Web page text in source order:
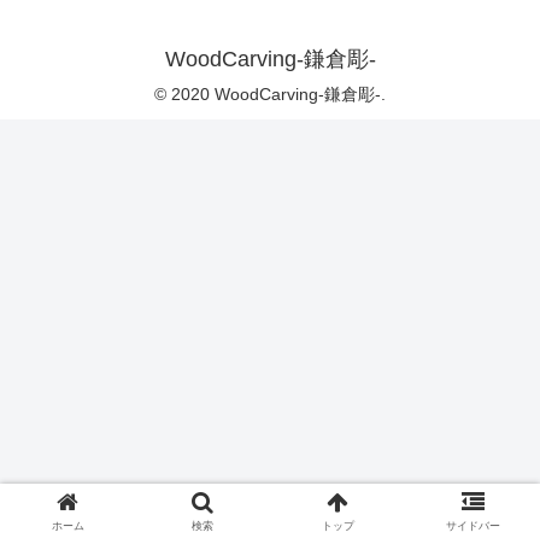
WoodCarving-鎌倉彫-
© 2020 WoodCarving-鎌倉彫-.
ホーム 検索 トップ サイドバー